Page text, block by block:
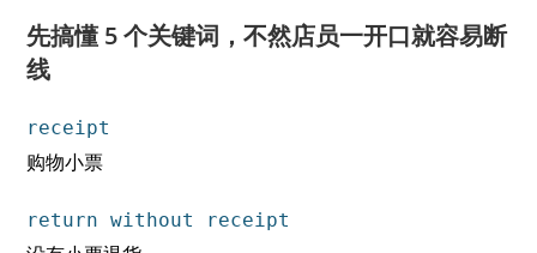
先搞懂 5 个关键词，不然店员一开口就容易断
线
receipt
购物小票
return without receipt